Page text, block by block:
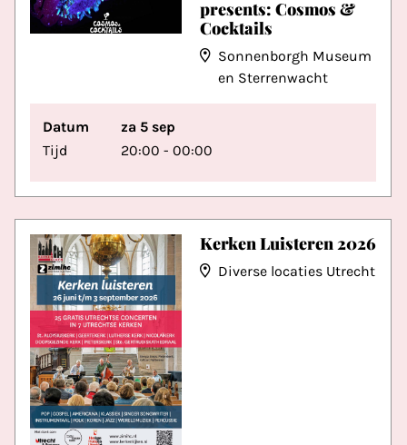
presents: Cosmos &
Cocktails
Sonnenborgh Museum
en Sterrenwacht
Datum
za 5 sep
Tijd
20:00 - 00:00
Kerken Luisteren 2026
Diverse locaties Utrecht